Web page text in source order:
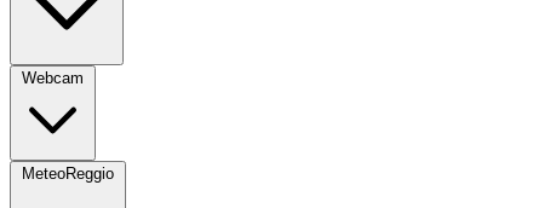
Webcam
MeteoReggio